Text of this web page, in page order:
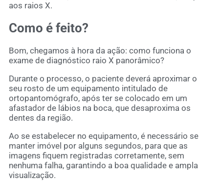
aos raios X.
Como é feito?
Bom, chegamos à hora da ação: como funciona o
exame de diagnóstico raio X panorâmico?
Durante o processo, o paciente deverá aproximar o
seu rosto de um equipamento intitulado de
ortopantomógrafo, após ter se colocado em um
afastador de lábios na boca, que desaproxima os
dentes da região.
Ao se estabelecer no equipamento, é necessário se
manter imóvel por alguns segundos, para que as
imagens fiquem registradas corretamente, sem
nenhuma falha, garantindo a boa qualidade e ampla
visualização.